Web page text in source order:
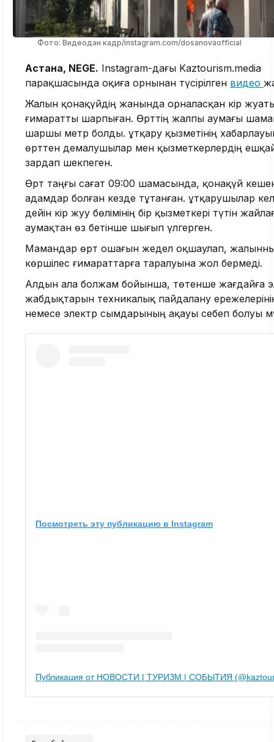
Фото: Видеодан кадр/instagram.com/dosanovaofficial
Астана, NEGE. Instagram-дағы Kaztourism.media
парақшасында оқиға орнынан түсірілген видео
Жалын қонақүйдің жанында орналасқан кір
ғимаратты шарпыған. Өрттің жалпы аумағы
шаршы метр болды. Құтқару қызметінің
өрттен демалушылар мен қызметкерлердің
зардап шекпеген.
Өрт таңғы сағат 09:00 шамасында, қонақүй
адамдар болған кезде тұтанған. Құтқарушылар
дейін кір жуу бөлімінің бір қызметкері түтін
аумақтан өз бетінше шығып үлгерген.
Мамандар өрт ошағын жедел оқшаулап,
көршілес ғимараттарға таралуына жол бермеді.
Алдын ала болжам бойынша, төтенше жағдайға
жабдықтарын техникалық пайдалану
немесе электр сымдарының ақауы себеп болуы
Посмотреть эту публикацию в Instagram
Публикация от НОВОСТИ | ТУРИЗМ | СОБЫТИЯ